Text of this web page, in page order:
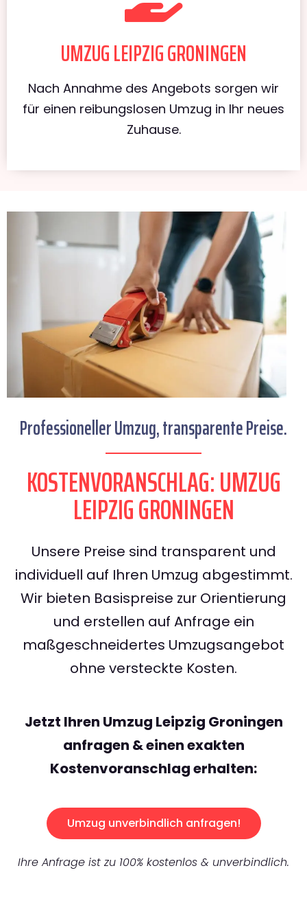
UMZUG LEIPZIG GRONINGEN
Nach Annahme des Angebots sorgen wir
für einen reibungslosen Umzug in Ihr neues
Zuhause.
Professioneller Umzug, transparente Preise.
KOSTENVORANSCHLAG: UMZUG
LEIPZIG GRONINGEN
Unsere Preise sind transparent und
individuell auf Ihren Umzug abgestimmt.
Wir bieten Basispreise zur Orientierung
und erstellen auf Anfrage ein
maßgeschneidertes Umzugsangebot
ohne versteckte Kosten.
Jetzt Ihren Umzug Leipzig Groningen
anfragen & einen exakten
Kostenvoranschlag erhalten:
Umzug unverbindlich anfragen!
Ihre Anfrage ist zu 100% kostenlos & unverbindlich.